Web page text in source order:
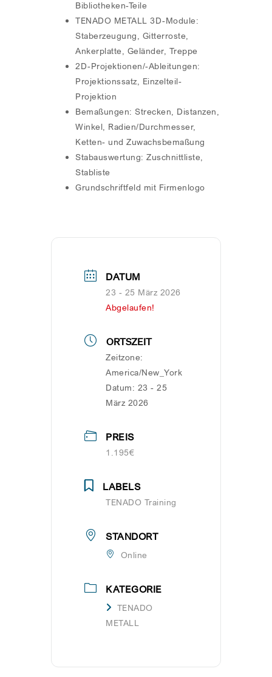
Bibliotheken-Teile
TENADO METALL 3D-Module:
Staberzeugung, Gitterroste,
Ankerplatte, Geländer, Treppe
2D-Projektionen/-Ableitungen:
Projektionssatz, Einzelteil-
Projektion
Bemaßungen: Strecken, Distanzen,
Winkel, Radien/Durchmesser,
Ketten- und Zuwachsbemaßung
Stabauswertung: Zuschnittliste,
Stabliste
Grundschriftfeld mit Firmenlogo
DATUM
23 - 25 März 2026
Abgelaufen!
ORTSZEIT
Zeitzone:
America/New_York
Datum: 23 - 25
März 2026
PREIS
1.195€
LABELS
TENADO Training
STANDORT
Online
KATEGORIE
TENADO
METALL